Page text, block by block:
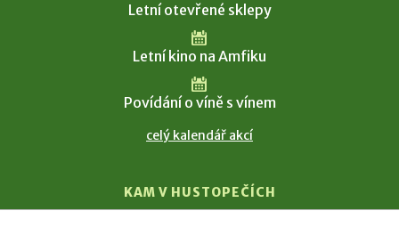
Letní otevřené sklepy
Letní kino na Amfiku
Povídání o víně s vínem
celý kalendář akcí
KAM V HUSTOPEČÍCH